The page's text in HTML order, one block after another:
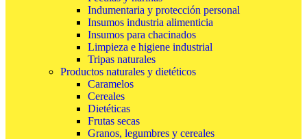
Indumentaria y protección personal
Insumos industria alimenticia
Insumos para chacinados
Limpieza e higiene industrial
Tripas naturales
Productos naturales y dietéticos
Caramelos
Cereales
Dietéticas
Frutas secas
Granos, legumbres y cereales